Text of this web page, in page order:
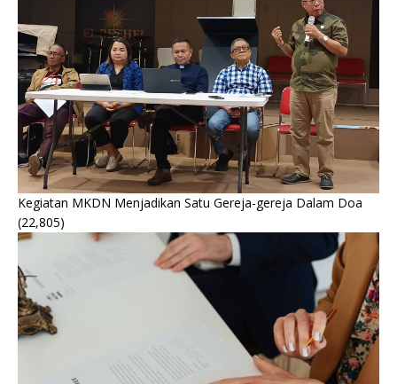
Kegiatan MKDN Menjadikan Satu Gereja-gereja Dalam Doa
(22,805)